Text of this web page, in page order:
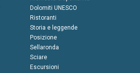
Dolomiti UNESCO
Ristoranti
Storia e leggende
Posizione
Sellaronda
Sciare
Escursioni